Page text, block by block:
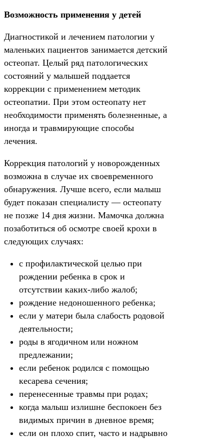
Возможность применения у детей
Диагностикой и лечением патологии у
маленьких пациентов занимается детский
остеопат. Целый ряд патологических
состояний у малышей поддается
коррекции с применением методик
остеопатии. При этом остеопату нет
необходимости применять болезненные, а
иногда и травмирующие способы
лечения.
Коррекция патологий у новорожденных
возможна в случае их своевременного
обнаружения. Лучше всего, если малыш
будет показан специалисту — остеопату
не позже 14 дня жизни. Мамочка должна
позаботиться об осмотре своей крохи в
следующих случаях:
с профилактической целью при
рождении ребенка в срок и
отсутствии каких-либо жалоб;
рождение недоношенного ребенка;
если у матери была слабость родовой
деятельности;
роды в ягодичном или ножном
предлежании;
если ребенок родился с помощью
кесарева сечения;
перенесенные травмы при родах;
когда малыш излишне беспокоен без
видимых причин в дневное время;
если он плохо спит, часто и надрывно